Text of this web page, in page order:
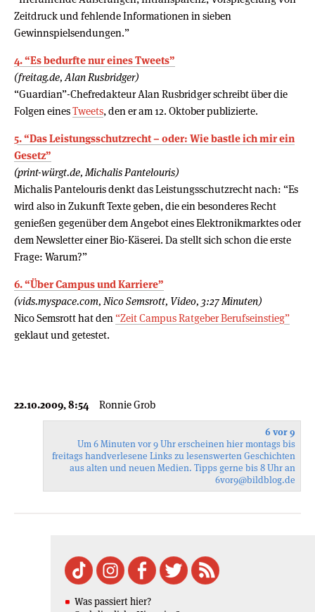
Zeitdruck und fehlende Informationen in sieben
Gewinnspielsendungen.”
4. “Es bedurfte nur eines Tweets”
(freitag.de, Alan Rusbridger)
“Guardian”-Chefredakteur Alan Rusbridger schreibt über die
Folgen einesTweets, den er am 12. Oktober publizierte.
5. “Das Leistungsschutzrecht – oder: Wie bastle ich mir ein
Gesetz”
(print-würgt.de, Michalis Pantelouris)
Michalis Pantelouris denkt das Leistungsschutzrecht nach: “Es
wird also in Zukunft Texte geben, die ein besonderes Recht
genießen gegenüber dem Angebot eines Elektronikmarktes oder
dem Newsletter einer Bio-Käserei. Da stellt sich schon die erste
Frage: Warum?”
6. “Über Campus und Karriere”
(vids.myspace.com, Nico Semsrott, Video, 3:27 Minuten)
Nico Semsrott hat den “Zeit Campus Ratgeber Berufseinstieg”
geklaut und getestet.
22.10.2009, 8:54 Ronnie Grob
6 vor 9
Um 6 Minuten vor 9 Uhr erscheinen hier montags bis
freitags handverlesene Links zu lesenswerten Geschichten
aus alten und neuen Medien. Tipps gerne bis 8 Uhr an
6vor9@bildblog.de
Was passiert hier?